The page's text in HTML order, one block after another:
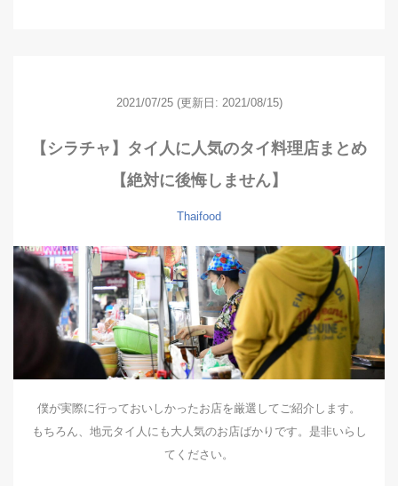
2021/07/25 (更新日: 2021/08/15)
【シラチャ】タイ人に人気のタイ料理店まとめ
【絶対に後悔しません】
Thaifood
僕が実際に行っておいしかったお店を厳選してご紹介します。
もちろん、地元タイ人にも大人気のお店ばかりです。是非いらし
てください。